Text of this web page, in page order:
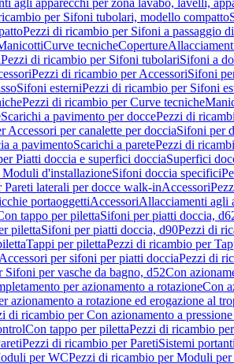
agli apparecchi per zona lavabo, lavelli,
per Sifoni tubolari, modello compatto
Pezzi di ricambio per Sifoni a passaggio
Curve tecnicheCoperture
Pezzi di ricambio per Sifoni tubolariSifoni a
Pezzi di ricambio per AccessoriSifoni
Sifoni esterniPezzi di ricambio per Sifoni
Pezzi di ricambio per Curve tecniche
Scarichi a pavimento per doccePezzi di
Accessori per canalette per docciaSifoni per
a pavimentoScarichi a paretePezzi di
Piatti doccia e superfici docciaSuperfici
d'installazioneSifoni doccia specifici
laterali per docce walk-inAccessori
portaoggettiAccessoriAllacciamenti agli
tappo per pilettaSifoni per piatti doccia,
pilettaSifoni per piatti doccia, d90Pezzi di
Tappi per pilettaPezzi di ricambio per
Accessori per sifoni per piatti docciaPezzi di
per vasche da bagno, d52Con
per azionamento a rotazioneCon
azionamento a rotazione ed erogazione al
di ricambio per Con azionamento a
Con tappo per pilettaPezzi di ricambio
Pezzi di ricambio per ParetiSistemi portanti
per WCPezzi di ricambio per Moduli